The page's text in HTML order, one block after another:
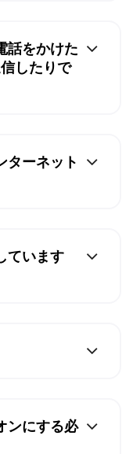
話をかけた
したりで
ターネット
ています
ンにする必